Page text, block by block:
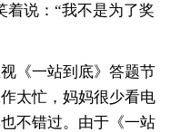
着说：“我不是为了奖
《一站到底》答题节
太忙，妈妈很少看电
不错过。由于《一站